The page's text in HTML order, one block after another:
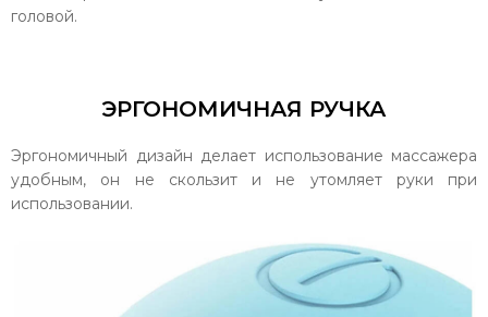
головой.
ЭРГОНОМИЧНАЯ РУЧКА
Эргономичный дизайн делает использование массажера
удобным, он не скользит и не утомляет руки при
использовании.